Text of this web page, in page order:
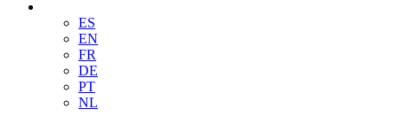
ES
EN
FR
DE
PT
NL